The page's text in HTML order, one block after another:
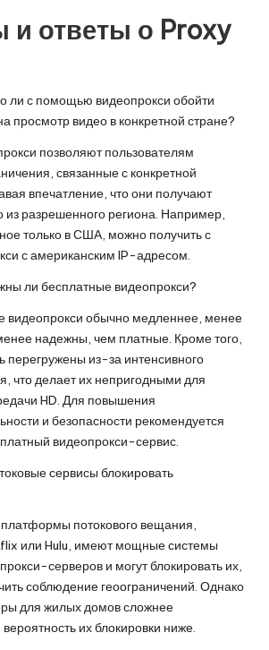
и ответы о Proxy
ли с помощью видеопрокси обойти
просмотр видео в конкретной стране?
позволяют пользователям
связанные с конкретной
впечатление, что они получают
из разрешенного региона. Например,
только в США, можно получить с
с американским IP-адресом.
ли бесплатные видеопрокси?
видеопрокси обычно медленнее, менее
надежны, чем платные. Кроме того,
перегружены из-за интенсивного
что делает их непригодными для
HD. Для повышения
и безопасности рекомендуется
видеопрокси-сервис.
сервисы блокировать
потокового вещания,
или Hulu, имеют мощные системы
серверов и могут блокировать их,
соблюдение геоограничений. Однако
для жилых домов сложнее
их блокировки ниже.